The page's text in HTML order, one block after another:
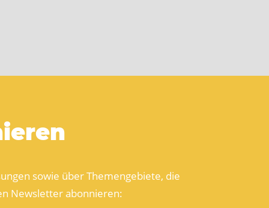
sowie über Themengebiete, die
Newsletter abonnieren: